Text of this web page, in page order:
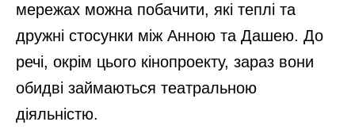
мережах можна побачити, які теплі та
дружні стосунки між Анною та Дашею. До
речі, окрім цього кінопроекту, зараз вони
обидві займаються театральною
діяльністю.